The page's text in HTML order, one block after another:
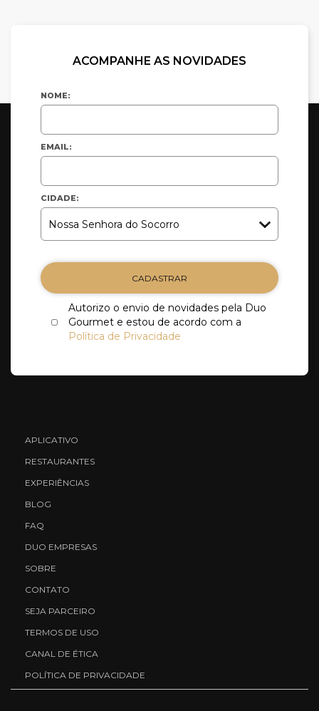
ACOMPANHE AS NOVIDADES
NOME:
EMAIL:
CIDADE:
CADASTRAR
Autorizo o envio de novidades pela Duo
Gourmet e estou de acordo com a
Política de Privacidade
APLICATIVO
RESTAURANTES
EXPERIÊNCIAS
BLOG
FAQ
DUO EMPRESAS
SOBRE
CONTATO
SEJA PARCEIRO
TERMOS DE USO
CANAL DE ÉTICA
POLÍTICA DE PRIVACIDADE